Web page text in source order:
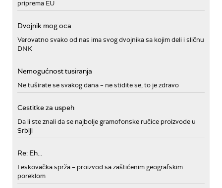
priprema EU
Dvojnik mog oca
Verovatno svako od nas ima svog dvojnika sa kojim deli i sličnu
DNK
Nemogućnost tusiranja
Ne tuširate se svakog dana – ne stidite se, to je zdravo
Cestitke za uspeh
Da li ste znali da se najbolje gramofonske ručice proizvode u
Srbiji
Re: Eh...
Leskovačka sprža – proizvod sa zaštićenim geografskim
poreklom